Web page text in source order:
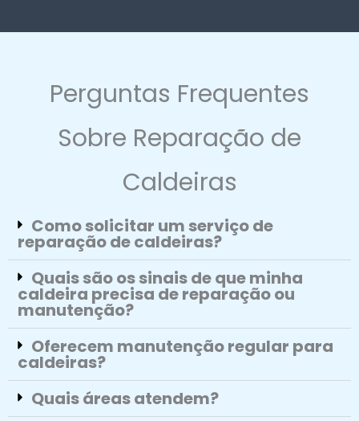
Perguntas Frequentes
Sobre Reparação de
Caldeiras
Como solicitar um serviço de
reparação de caldeiras?
Quais são os sinais de que minha
caldeira precisa de reparação ou
manutenção?
Oferecem manutenção regular para
caldeiras?
Quais áreas atendem?